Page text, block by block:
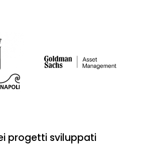
progetti sviluppati